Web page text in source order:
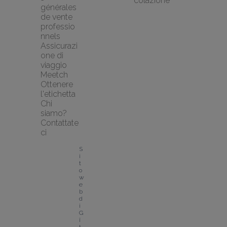
générales
de vente
professio
nnels
Assicurazi
one di
viaggio
Meetch
Ottenere
l'etichetta
Chi
siamo?
Contattate
ci
S
i
t
o
w
e
b
d
i
G
î